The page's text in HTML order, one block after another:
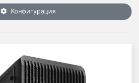
Конфигурация